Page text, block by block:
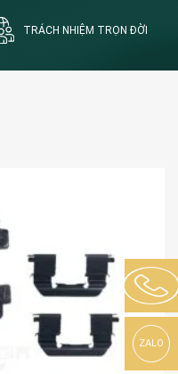
TRÁCH NHIỆM TRỌN ĐỜI
ZALO